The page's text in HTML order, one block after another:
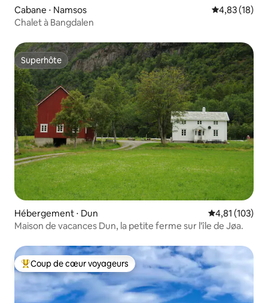
Cabane ⋅ Namsos Évaluation
4,83 (18)
Chalet à Bangdalen
Superhôte
Superhôte
Hébergement ⋅ Dun Évaluation
4,81 (103)
Maison de vacances Dun, la petite ferme sur l'île de Jøa.
Coups de cœur voyageurs les plus appréciés
Coup de cœur voyageurs